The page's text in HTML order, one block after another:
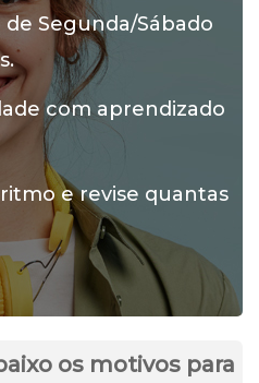
Segunda/Sábado
com aprendizado
e revise quantas
os motivos para